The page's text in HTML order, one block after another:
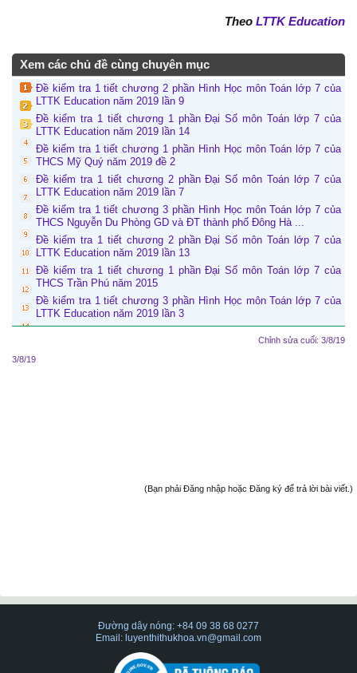
Theo LTTK Education
Xem các chủ đề cùng chuyên mục
Đề kiểm tra 1 tiết chương 2 phần Hình Học môn Toán lớp 7 của
LTTK Education năm 2019 lần 9
Đề kiểm tra 1 tiết chương 1 phần Đại Số môn Toán lớp 7 của
LTTK Education năm 2019 lần 14
Đề kiểm tra 1 tiết chương 1 phần Hình Học môn Toán lớp 7 của
THCS Mỹ Quý năm 2019 đề 2
Đề kiểm tra 1 tiết chương 2 phần Đại Số môn Toán lớp 7 của
LTTK Education năm 2019 lần 7
Đề kiểm tra 1 tiết chương 3 phần Hình Học môn Toán lớp 7 của
THCS Nguyễn Du Phòng GD và ĐT thành phố Đông Hà ...
Đề kiểm tra 1 tiết chương 2 phần Đại Số môn Toán lớp 7 của
LTTK Education năm 2019 lần 13
Đề kiểm tra 1 tiết chương 1 phần Đại Số môn Toán lớp 7 của
THCS Trần Phú năm 2015
Đề kiểm tra 1 tiết chương 3 phần Hình Học môn Toán lớp 7 của
LTTK Education năm 2019 lần 3
Chỉnh sửa cuối: 3/8/19
3/8/19
(Bạn phải Đăng nhập hoặc Đăng ký để trả lời bài viết.)
Đường dây nóng: +84 09 38 68 0277
Email: luyenthithukhoa.vn@gmail.com